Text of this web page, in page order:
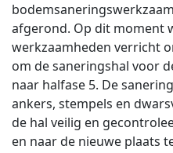
afgerond. Op dit moment
werkzaamheden verricht
om de saneringshal voor
naar halfase 5. De
ankers, stempels en
de hal veilig en
en naar de nieuwe plaats